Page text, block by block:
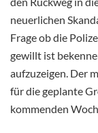
neuerlichen
Frage ob die
gewillt ist
aufzuzeigen. Der
für die geplante
kommenden